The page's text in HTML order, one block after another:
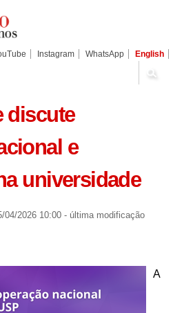
Instagram WhatsApp English
discute
e
universidade
04/2026 10:00 - última modificação
A